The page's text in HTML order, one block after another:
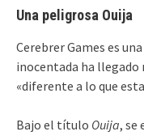
Una peligrosa Ouija
Cerebrer Games es
inocentada ha llegado
«diferente a lo que
Bajo el título Ouija, se